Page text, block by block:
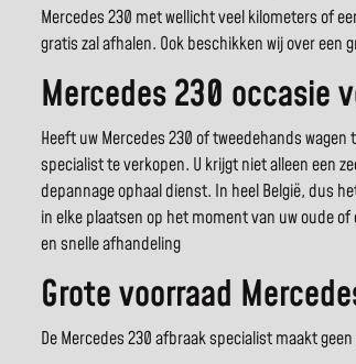
Mercedes 230 met wellicht veel kilometers of
gratis zal afhalen. Ook beschikken wij over een
Mercedes 230 occasie
Heeft uw Mercedes 230 of tweedehands
specialist te verkopen. U krijgt niet alleen een
depannage ophaal dienst. In heel België, dus
in elke plaatsen op het moment van uw oude
en snelle afhandeling
Grote voorraad
De Mercedes 230 afbraak specialist maakt